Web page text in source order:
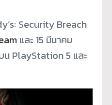
Security Breach
และ 15 มีนาคม
น PlayStation 5 และ